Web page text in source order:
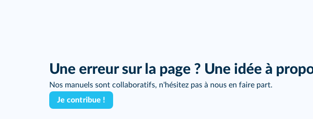
Une erreur sur la page ? Une idée à
Nos manuels sont collaboratifs, n'hésitez pas à nous en faire part.
Je contribue !